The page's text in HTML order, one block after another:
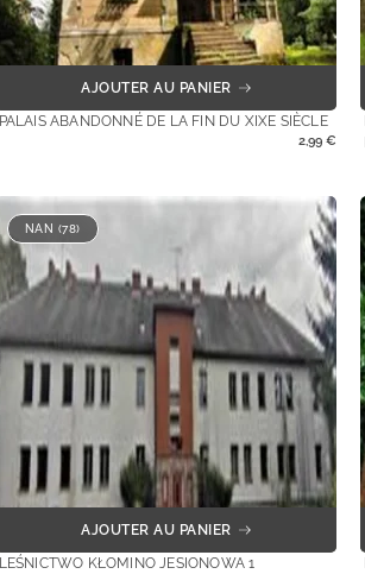
AJOUTER AU PANIER
PALAIS ABANDONNÉ DE LA FIN DU XIXE SIÈCLE
2,99 €
NAN (78)
AJOUTER AU PANIER
LEŚNICTWO KŁOMINO JESIONOWA 1